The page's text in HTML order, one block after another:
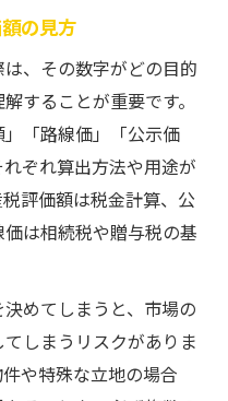
の見方
、その数字がどの目的
することが重要です。
「路線価」「公示価
ぞれ算出方法や用途が
評価額は税金計算、公
は相続税や贈与税の基
めてしまうと、市場の
しまうリスクがありま
や特殊な立地の場合